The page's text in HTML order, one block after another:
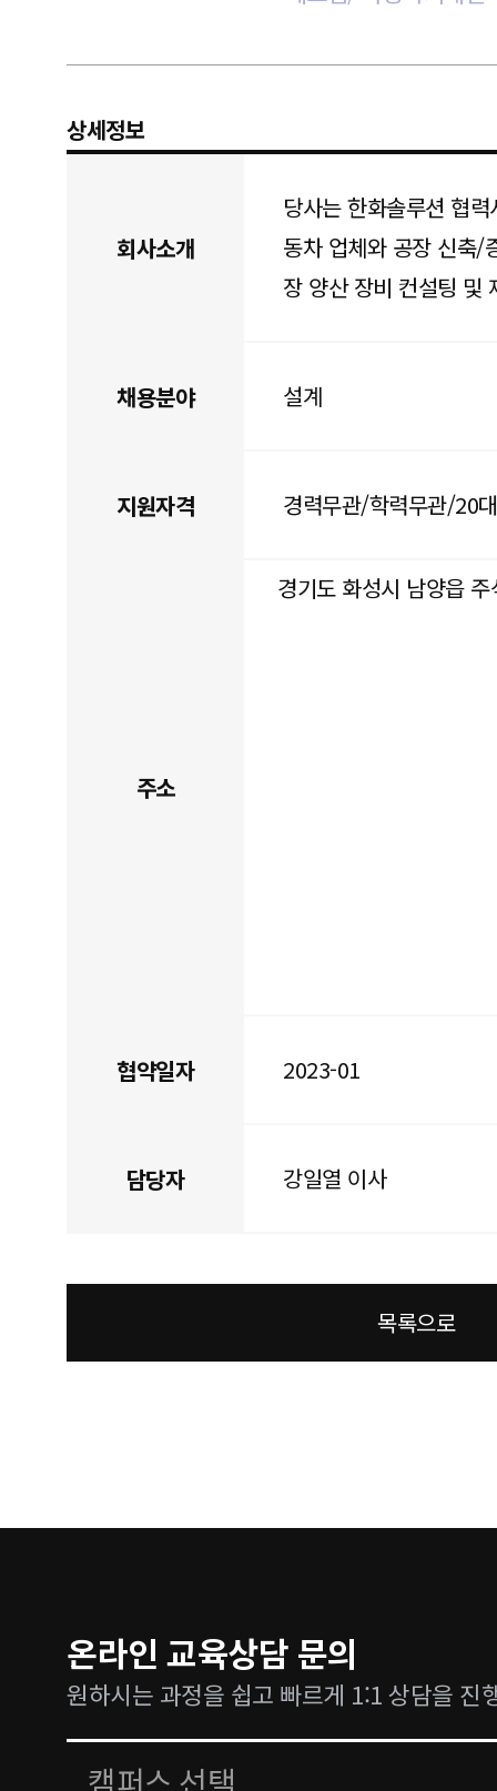
상세정보
회사소개
당사는 한화솔루션 협
동차 업체와 공장 신축/
장 양산 장비 컨설팅 및
채용분야 설계
지원자격 경력무관/학력무관/20
주소
경기도 화성시 남양읍
협약일자 2023-01
담당자 강일열 이사
목록으로
온라인 교육상담 문의
원하시는 과정을 쉽고 빠르게 1:1 상담을 진